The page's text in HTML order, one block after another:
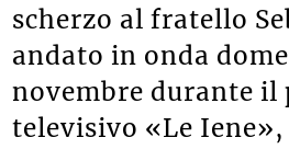
scherzo al fratello
andato in onda
novembre durante il
televisivo «Le